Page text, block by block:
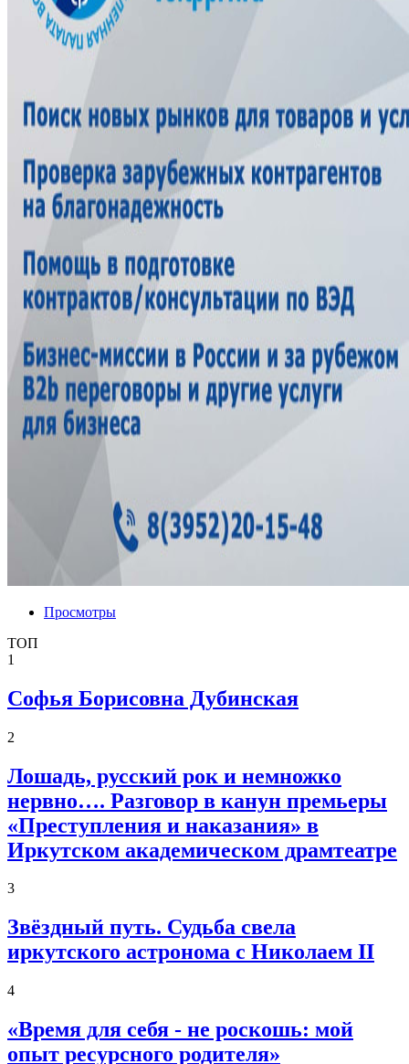
Просмотры
ТОП
1
Софья Борисовна Дубинская
2
Лошадь, русский рок и немножко
нервно…. Разговор в канун премьеры
«Преступления и наказания» в
Иркутском академическом драмтеатре
3
Звёздный путь. Судьба свела
иркутского астронома с Николаем II
4
«Время для себя - не роскошь: мой
опыт ресурсного родителя»